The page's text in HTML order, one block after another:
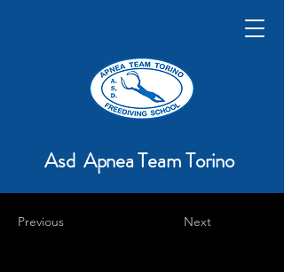
Asd Apnea Team Torino
Previous Next